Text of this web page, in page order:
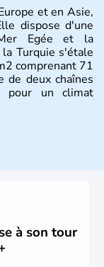
et en Asie,
dispose d'une
Egée et la
Turquie s'étale
comprenant 71
de deux chaînes
pour un climat
de l'Empire
et la Thrace
est proclamée
Istanbul au
à son tour